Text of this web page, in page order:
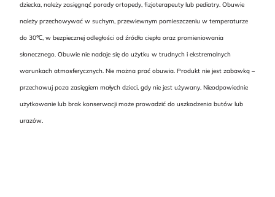
dziecka, należy zasięgnąć porady ortopedy, fizjoterapeuty lub pediatry. Obuwie
należy przechowywać w suchym, przewiewnym pomieszczeniu w temperaturze
do 30℃, w bezpiecznej odległości od źródła ciepła oraz promieniowania
słonecznego. Obuwie nie nadaje się do użytku w trudnych i ekstremalnych
warunkach atmosferycznych. Nie można prać obuwia. Produkt nie jest zabawką –
przechowuj poza zasięgiem małych dzieci, gdy nie jest używany. Nieodpowiednie
użytkowanie lub brak konserwacji może prowadzić do uszkodzenia butów lub
urazów.